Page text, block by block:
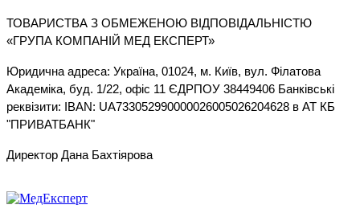
ТОВАРИСТВА З ОБМЕЖЕНОЮ ВІДПОВІДАЛЬНІСТЮ
«ГРУПА КОМПАНІЙ МЕД ЕКСПЕРТ»
Юридична адреса: Україна, 01024, м. Київ, вул. Філатова
Академіка, буд. 1/22, офіс 11 ЄДРПОУ 38449406 Банківські
реквізити: IBAN: UA733052990000026005026204628 в АТ КБ
"ПРИВАТБАНК"
Директор Дана Бахтіярова